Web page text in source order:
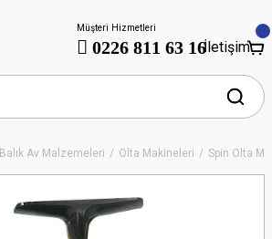
Müşteri Hizmetleri
0226 811 63 16İletişim
Balık Av Malzemeleri Olta Makineleri Spin Olta